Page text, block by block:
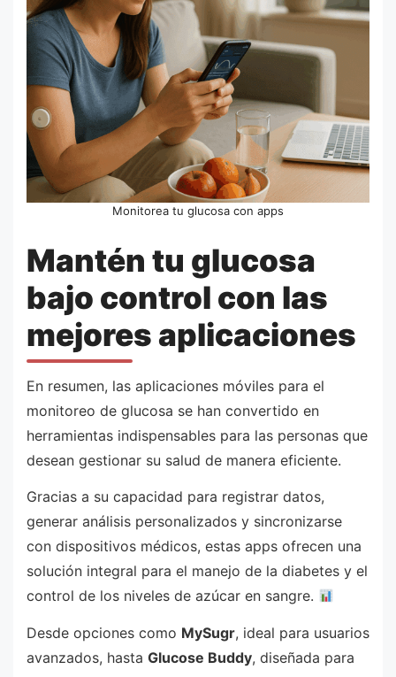
Monitorea tu glucosa con apps
Mantén tu glucosa
bajo control con las
mejores aplicaciones
En resumen, las aplicaciones móviles para el
monitoreo de glucosa se han convertido en
herramientas indispensables para las personas que
desean gestionar su salud de manera eficiente.
Gracias a su capacidad para registrar datos,
generar análisis personalizados y sincronizarse
con dispositivos médicos, estas apps ofrecen una
solución integral para el manejo de la diabetes y el
control de los niveles de azúcar en sangre.
Desde opciones como MySugr, ideal para usuarios
avanzados, hasta Glucose Buddy, diseñada para